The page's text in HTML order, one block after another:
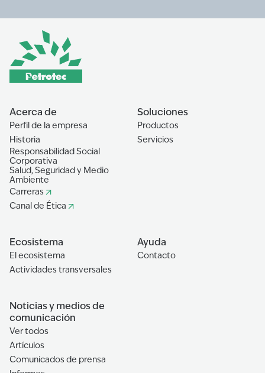
Acerca de
Perfil de la empresa
Historia
Responsabilidad Social
Corporativa
Salud, Seguridad y Medio
Ambiente
Carreras
Canal de Ética
Soluciones
Productos
Servicios
Ecosistema
El ecosistema
Actividades transversales
Ayuda
Contacto
Noticias y medios de
comunicación
Ver todos
Artículos
Comunicados de prensa